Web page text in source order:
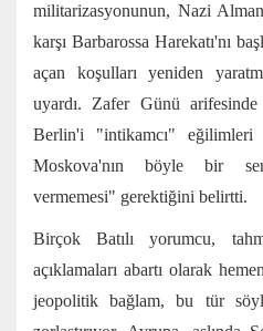
militarizasyonunun, Nazi
karşı Barbarossa Harekatı'nı
açan koşulları yeniden
uyardı. Zafer Günü arifesinde
Berlin'i "intikamcı" eğilimleri
Moskova'nın böyle bir
vermemesi" gerektiğini belirtti.
Birçok Batılı yorumcu,
açıklamaları abartı olarak
jeopolitik bağlam, bu tür